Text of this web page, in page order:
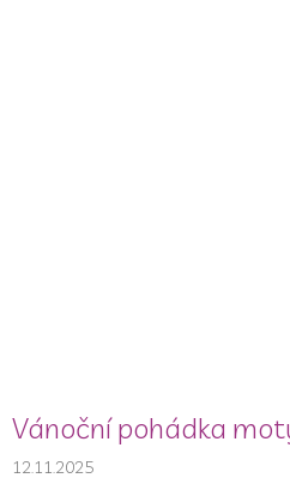
Vánoční pohádka
12.11.2025